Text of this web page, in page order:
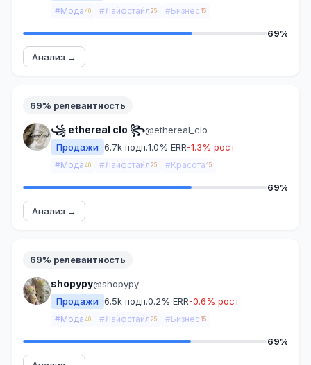
#Мода 40 #Лайфстайл 25 #Бизнес 15
69%
Анализ →
69% релевантность
꧁ ethereal clo ꧂@ethereal_clo
Продажи 6.7k подп.1.0% ERR-1.3% рост
#Мода 40 #Лайфстайл 25 #Красота 15
69%
Анализ →
69% релевантность
shopypy@shopypy
Продажи 6.5k подп.0.2% ERR-0.6% рост
#Мода 40 #Лайфстайл 25 #Бизнес 15
69%